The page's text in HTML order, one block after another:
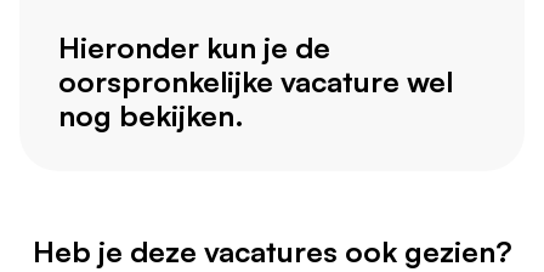
Hieronder kun je de
oorspronkelijke vacature wel
nog bekijken.
Heb je deze vacatures ook gezien?